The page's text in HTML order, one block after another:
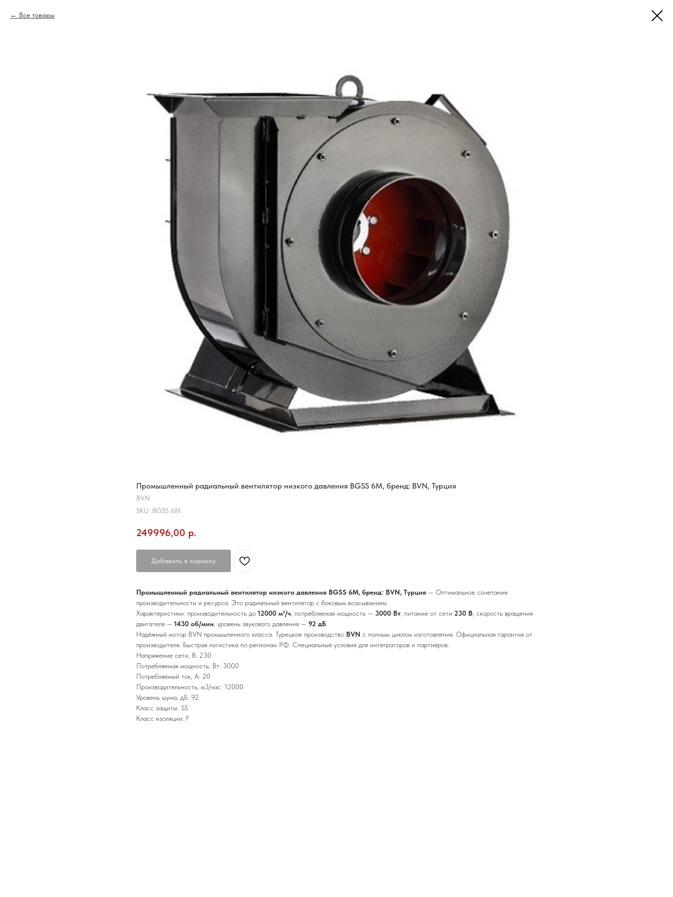
Все товары
Промышленный радиальный вентилятор низкого давления BGSS 6M, бренд: BVN, Турция
BVN
SKU: BGSS 6M
249996,00 р.
Добавить в корзину
Промышленный радиальный вентилятор низкого давления BGSS 6M, бренд: BVN, Турция — Оптимальное сочетание
производительности и ресурса. Это радиальный вентилятор с боковым всасыванием.
Характеристики: производительность до 12000 м³/ч , потребляемая мощность — 3000 Вт , питание от сети 230 В , скорость вращения
двигателя — 1430 об/мин , уровень звукового давления — 92 дБ
Надёжный мотор BVN промышленного класса. Турецкое производство BVN с полным циклом изготовления. Официальная гарантия от
производителя. Быстрая логистика по регионам РФ. Специальные условия для интеграторов и партнёров.
Напряжение сети, В: 230
Потребляемая мощность, Вт: 3000
Потребляемый ток, А: 20
Производительность, м3/час: 12000
Уровень шума, дБ: 92
Класс защиты: 55
Класс изоляции: F